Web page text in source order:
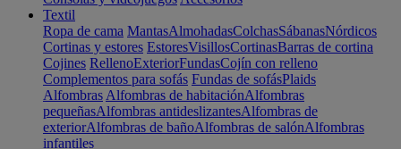
Textil
Ropa de cama MantasAlmohadasColchasSábanasNórdicos
Cortinas y estores EstoresVisillosCortinasBarras de cortina
Cojines RellenoExteriorFundasCojín con relleno
Complementos para sofás Fundas de sofásPlaids
Alfombras Alfombras de habitaciónAlfombras
pequeñasAlfombras antideslizantesAlfombras de
exteriorAlfombras de bañoAlfombras de salónAlfombras
infantiles